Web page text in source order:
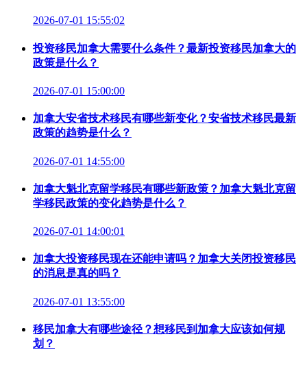
2026-07-01 15:55:02
投资移民加拿大需要什么条件？最新投资移民加拿大的
政策是什么？
2026-07-01 15:00:00
加拿大安省技术移民有哪些新变化？安省技术移民最新
政策的趋势是什么？
2026-07-01 14:55:00
加拿大魁北克留学移民有哪些新政策？加拿大魁北克留
学移民政策的变化趋势是什么？
2026-07-01 14:00:01
加拿大投资移民现在还能申请吗？加拿大关闭投资移民
的消息是真的吗？
2026-07-01 13:55:00
移民加拿大有哪些途径？想移民到加拿大应该如何规
划？